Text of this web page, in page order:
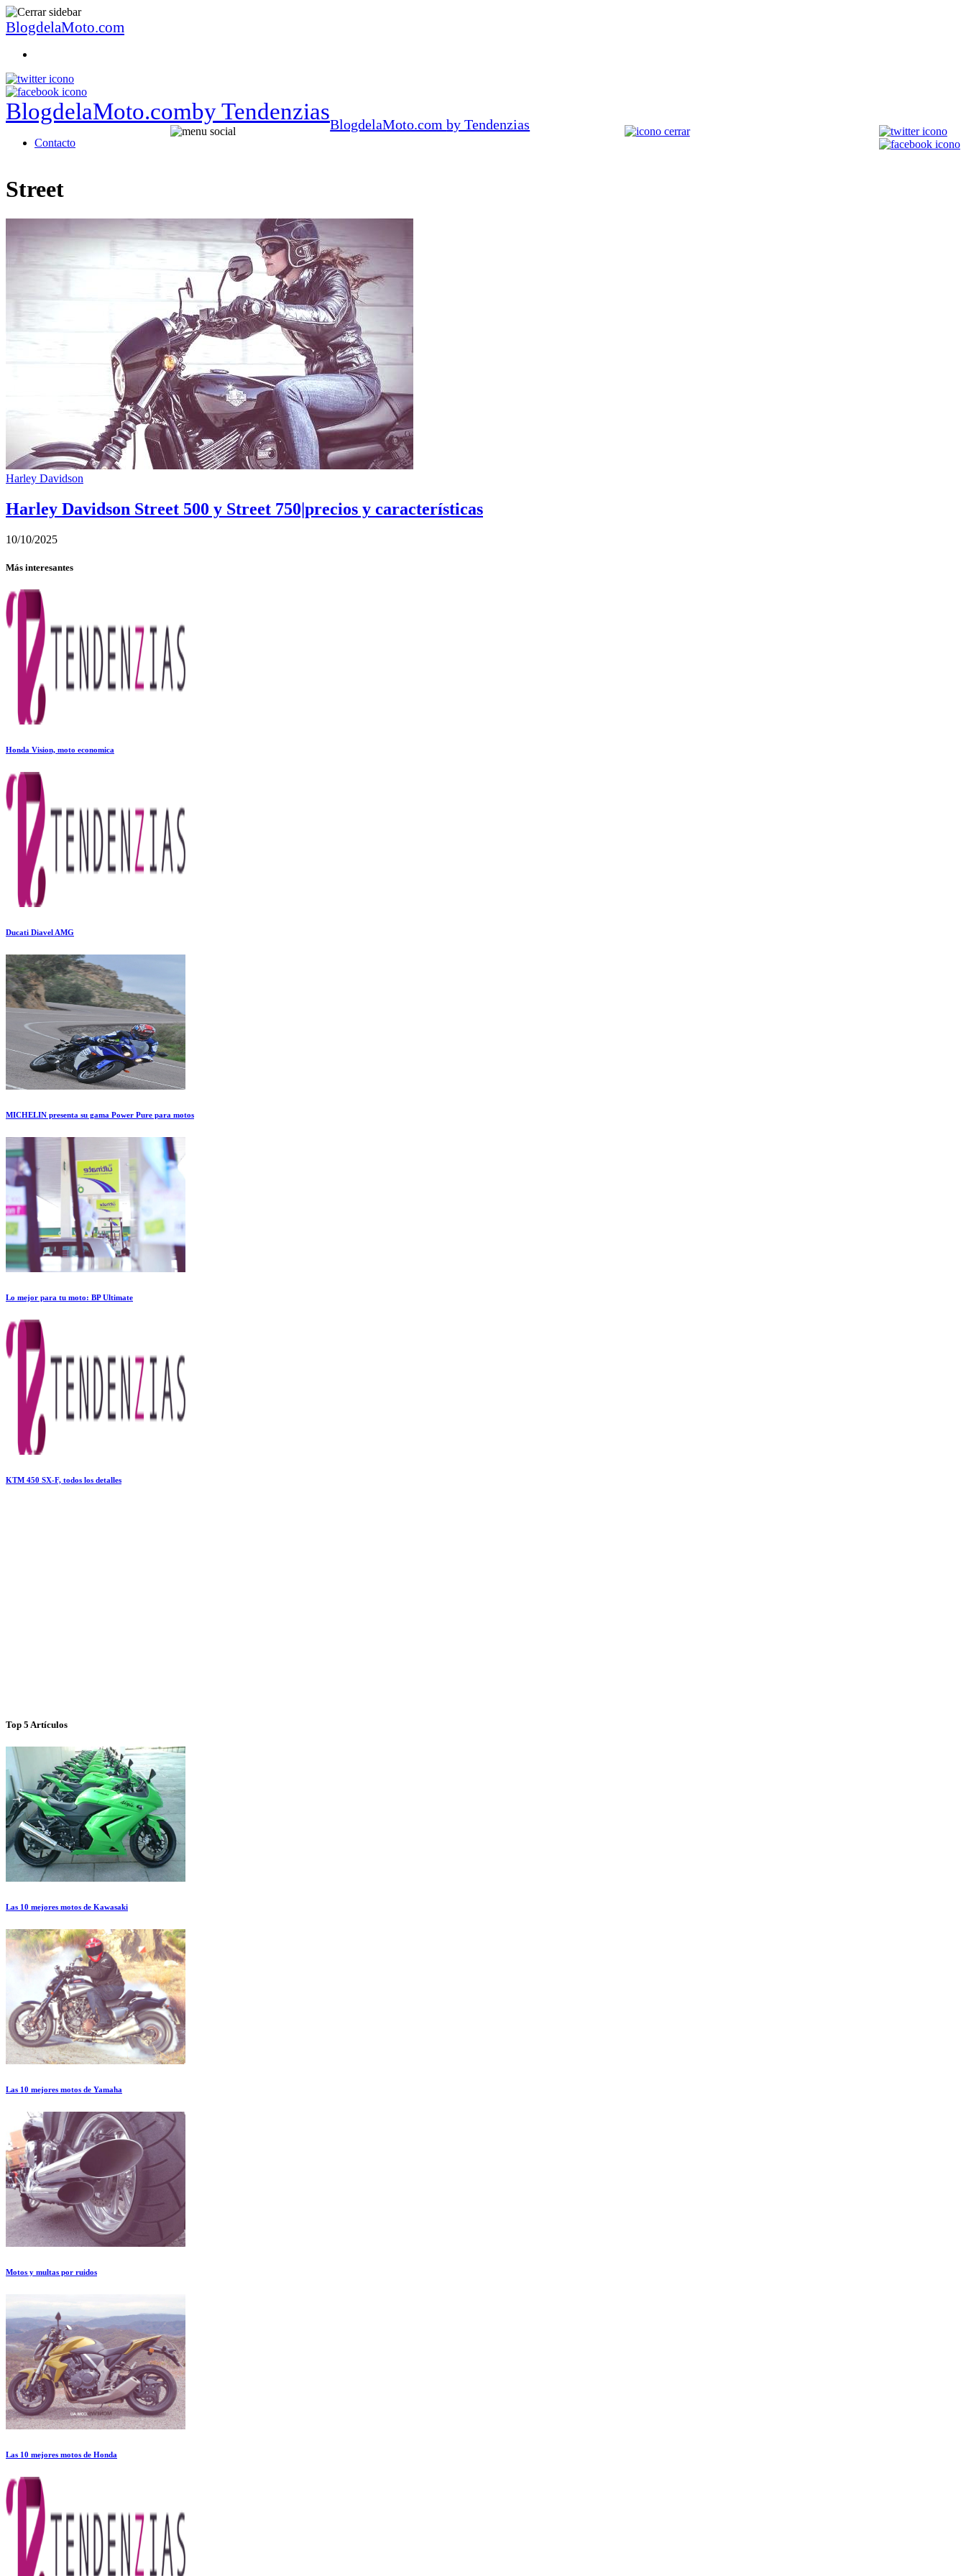
BlogdelaMoto.com
BlogdelaMoto.comby Tendenzias
Contacto
BlogdelaMoto.comby Tendenzias
Street
Harley Davidson
Harley Davidson Street 500 y Street 750|precios y características
10/10/2025
Más interesantes
Honda Vision, moto economica
Ducati Diavel AMG
MICHELIN presenta su gama Power Pure para motos
Lo mejor para tu moto: BP Ultimate
KTM 450 SX-F, todos los detalles
Top 5 Artículos
Las 10 mejores motos de Kawasaki
Las 10 mejores motos de Yamaha
Motos y multas por ruidos
Las 10 mejores motos de Honda